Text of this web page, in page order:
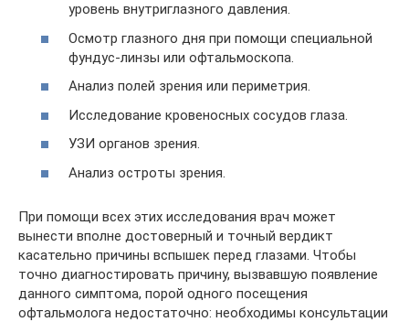
уровень внутриглазного давления.
Осмотр глазного дня при помощи специальной
фундус-линзы или офтальмоскопа.
Анализ полей зрения или периметрия.
Исследование кровеносных сосудов глаза.
УЗИ органов зрения.
Анализ остроты зрения.
При помощи всех этих исследования врач может
вынести вполне достоверный и точный вердикт
касательно причины вспышек перед глазами. Чтобы
точно диагностировать причину, вызвавшую появление
данного симптома, порой одного посещения
офтальмолога недостаточно: необходимы консультации